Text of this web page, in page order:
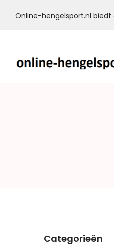
Online-hengelsport.nl
Categorieën